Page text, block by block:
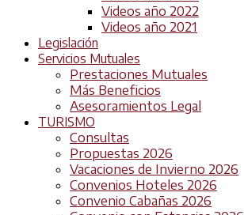
Videos año 2022
Videos año 2021
Legislación
Servicios Mutuales
Prestaciones Mutuales
Más Beneficios
Asesoramientos Legal
TURISMO
Consultas
Propuestas 2026
Vacaciones de Invierno 2026
Convenios Hoteles 2026
Convenio Cabañas 2026